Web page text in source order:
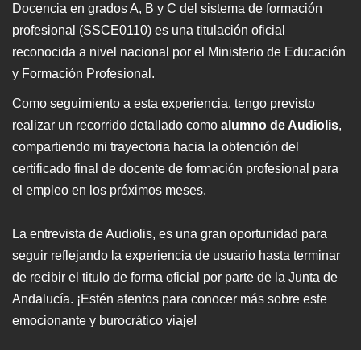
Docencia en grados A, B y C del sistema de formación
profesional (SSCE0110) es una titulación oficial
reconocida a nivel nacional por el Ministerio de Educación
y Formación Profesional.
Como seguimiento a esta experiencia, tengo previsto
realizar un recorrido detallado como alumno de Audiolis,
compartiendo mi trayectoria hacia la obtención del
certificado final de docente de formación profesional para
el empleo en los próximos meses.
La entrevista de Audiolis, es una gran oportunidad para
seguir reflejando la experiencia de usuario hasta terminar
de recibir el titulo de forma oficial por parte de la Junta de
Andalucía. ¡Estén atentos para conocer más sobre este
emocionante y burocrático viaje!